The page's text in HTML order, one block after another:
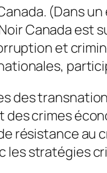
(Dans
Canada est
et
des
crimes
résistance
les stratégies